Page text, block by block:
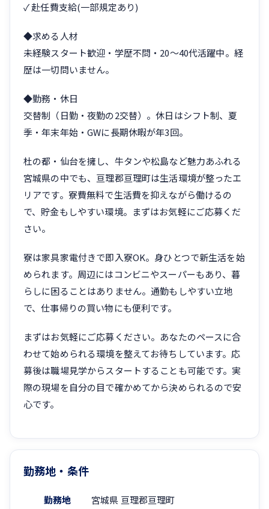
✓ 赴任費支給(一部規定あり)
◆求める人材
未経験スタート歓迎・学歴不問・20〜40代活躍中。経
歴は一切問いません。
◆勤務・休日
交替制（日勤・夜勤の2交替）。休日はシフト制、夏
季・年末年始・GWに長期休暇が年3回。
杜の都・仙台を擁し、牛タンや松島など魅力あふれる
宮城県の中でも、亘理郡亘理町は生活環境が整ったエ
リアです。寮費無料で生活費を抑えながら働けるの
で、貯金もしやすい環境。まずはお気軽にご応募くだ
さい。
寮は家具家電付きで即入寮OK。身ひとつで新生活を始
められます。周辺にはコンビニやスーパーもあり、暮
らしに困ることはありません。通勤もしやすい立地
で、仕事帰りの買い物にも便利です。
まずはお気軽にご応募ください。あなたのペースに合
わせて始められる環境を整えてお待ちしています。応
募後は職場見学からスタートすることも可能です。実
際の現場を自分の目で確かめてから決められるので安
心です。
勤務地・条件
勤務地 宮城県 亘理郡亘理町